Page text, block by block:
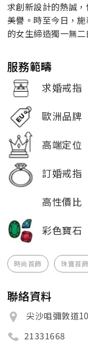
求創新設計的熱誠
美譽。時至今日，
的女生締造獨一無二
服務範疇
求婚戒指
歐洲品牌
高端定位
訂婚戒指
高性價比
彩色寶石
時尚首飾 珠寶首飾
聯絡資料
尖沙咀彌敦道
21331668